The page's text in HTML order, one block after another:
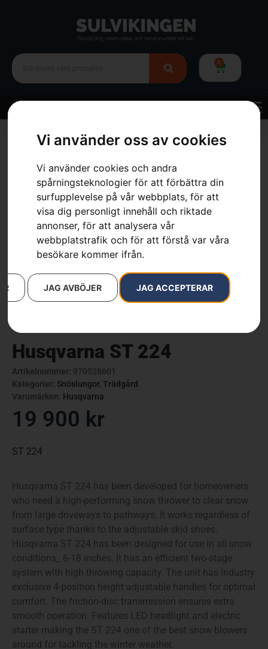
Vi använder oss av cookies
Vi använder cookies och andra
spårningsteknologier för att förbättra din
surfupplevelse på vår webbplats, för att
visa dig personligt innehåll och riktade
annonser, för att analysera vår
webbplatstrafik och för att förstå var våra
besökare kommer ifrån.
JAG ACCEPTERAR
JAG AVBÖJER
0
» Webbutik Trädgård Husqvarna ST 224
Husqvarna ST 224
Artikelnummer: 970528601
Kategorier: Snöslungor, Trädgård
Varumärken Husqvarna
19 900 kr
ST 224
Husqvarna ST 224 has been developed for homeowners
who need a high-performing snow thrower to clear snow
from large driveways to pathways. It works regardless of
surface type thanks to the adjustable skid shoes.
Husqvarna ST 224 has been designed for use in all snow
conditions_ 6-18 inches. It has an efficient two-stage
system with high throwing capacity. The unit has industry
exclusive 4-position height adjustable handles for optimal
comfort. The friction-disc transmission ensures extra
smooth operation. Features LED headlight and electric
starter making the ST 224 one of the best snow blowers
around for tackling the winter weather.